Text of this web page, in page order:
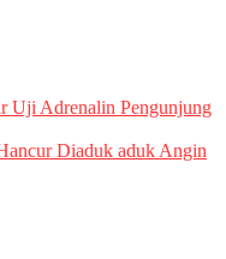
Uji Adrenalin Pengunjung
Diaduk aduk Angin